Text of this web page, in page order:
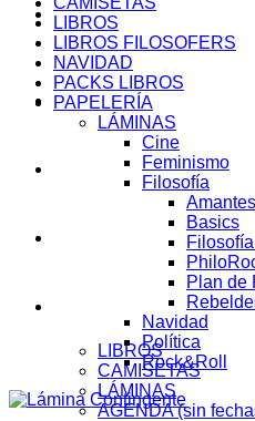
SOBRE MI
AUDIOENSAYOS
LIBROS
CAMISETAS
LÁMINAS
AGENDA (sin
LIBROS
LIBROS FILOSOFERS
NAVIDAD
PACKS LIBROS
PAPELERÍA
LÁMINAS
Cine
Feminismo
Filosofía
Basics
Plan de
Navidad
Política
Rock&Roll